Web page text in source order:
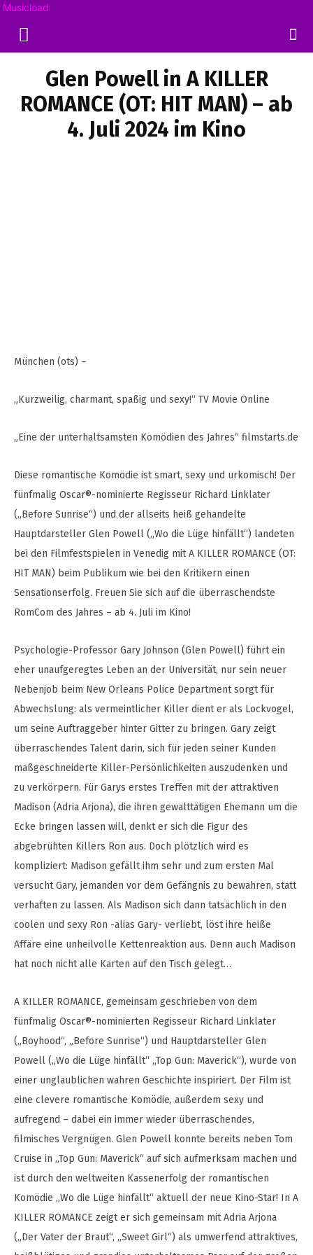
Musicload
Glen Powell in A KILLER
ROMANCE (OT: HIT MAN) – ab
4. Juli 2024 im Kino
München (ots) –
„Kurzweilig, charmant, spaßig und sexy!“ TV Movie Online
„Eine der unterhaltsamsten Komödien des Jahres“ filmstarts.de
Diese romantische Komödie ist smart, sexy und urkomisch! Der
fünfmalig Oscar®-nominierte Regisseur Richard Linklater
(„Before Sunrise“) und der allseits heiß gehandelte
Hauptdarsteller Glen Powell („Wo die Lüge hinfällt“) landeten
bei den Filmfestspielen in Venedig mit A KILLER ROMANCE (OT:
HIT MAN) beim Publikum wie bei den Kritikern einen
Sensationserfolg. Freuen Sie sich auf die überraschendste
RomCom des Jahres – ab 4. Juli im Kino!
Psychologie-Professor Gary Johnson (Glen Powell) führt ein
eher unaufgeregtes Leben an der Universität, nur sein neuer
Nebenjob beim New Orleans Police Department sorgt für
Abwechslung: als vermeintlicher Killer dient er als Lockvogel,
um seine Auftraggeber hinter Gitter zu bringen. Gary zeigt
überraschendes Talent darin, sich für jeden seiner Kunden
maßgeschneiderte Killer-Persönlichkeiten auszudenken und
zu verkörpern. Für Garys erstes Treffen mit der attraktiven
Madison (Adria Arjona), die ihren gewalttätigen Ehemann um die
Ecke bringen lassen will, denkt er sich die Figur des
abgebrühten Killers Ron aus. Doch plötzlich wird es
kompliziert: Madison gefällt ihm sehr und zum ersten Mal
versucht Gary, jemanden vor dem Gefängnis zu bewahren, statt
verhaften zu lassen. Als Madison sich dann tatsächlich in den
coolen und sexy Ron -alias Gary- verliebt, löst ihre heiße
Affäre eine unheilvolle Kettenreaktion aus. Denn auch Madison
hat noch nicht alle Karten auf den Tisch gelegt…
A KILLER ROMANCE, gemeinsam geschrieben von dem
fünfmalig Oscar®-nominierten Regisseur Richard Linklater
(„Boyhood“, „Before Sunrise“) und Hauptdarsteller Glen
Powell („Wo die Lüge hinfällt“ „Top Gun: Maverick“), wurde von
einer unglaublichen wahren Geschichte inspiriert. Der Film ist
eine clevere romantische Komödie, außerdem sexy und
aufregend – dabei ein immer wieder überraschendes,
filmisches Vergnügen. Glen Powell konnte bereits neben Tom
Cruise in „Top Gun: Maverick“ auf sich aufmerksam machen und
ist durch den weltweiten Kassenerfolg der romantischen
Komödie „Wo die Lüge hinfällt“ aktuell der neue Kino-Star! In A
KILLER ROMANCE zeigt er sich gemeinsam mit Adria Arjona
(„Der Vater der Braut“, „Sweet Girl“) als umwerfend attraktives,